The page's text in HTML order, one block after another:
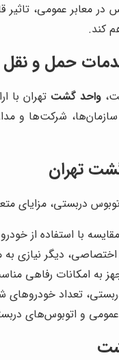
معابر عمومی،
کند.
خدمات حمل و
واحد گشت تهران با
شرکت‌ها و
تهران
دربستی، مزایای
با استفاده از
دیگر نیازی
به امکانات رفاهی
دربستی، تعداد
عمومی و اتوبوس‌های